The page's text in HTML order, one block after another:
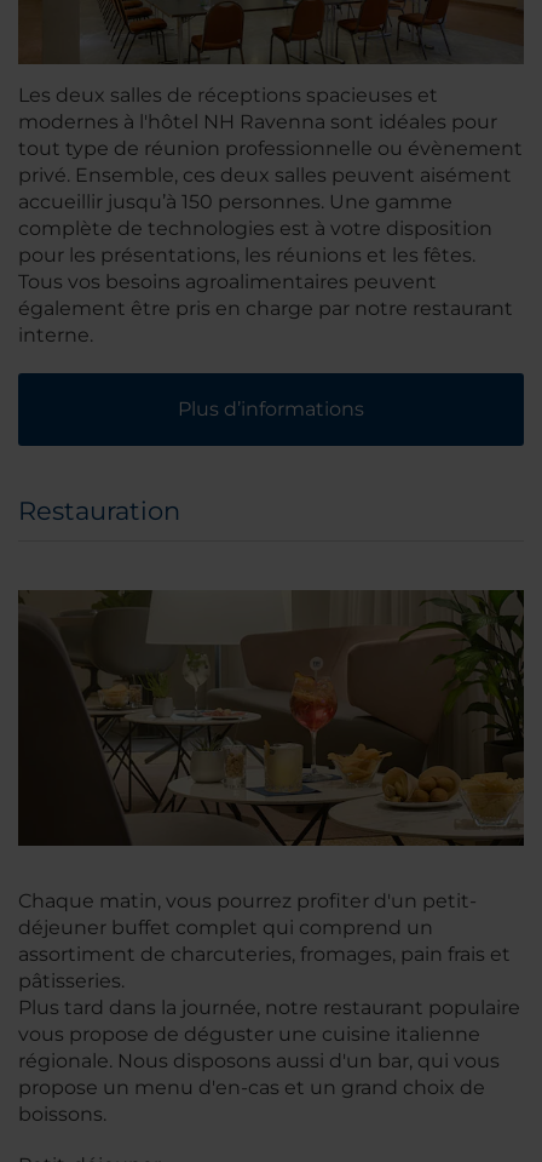
Les deux salles de réceptions spacieuses et
modernes à l'hôtel NH Ravenna sont idéales pour
tout type de réunion professionnelle ou évènement
privé. Ensemble, ces deux salles peuvent aisément
accueillir jusqu’à 150 personnes. Une gamme
complète de technologies est à votre disposition
pour les présentations, les réunions et les fêtes.
Tous vos besoins agroalimentaires peuvent
également être pris en charge par notre restaurant
interne.
Plus d’informations
Restauration
Chaque matin, vous pourrez profiter d'un petit-
déjeuner buffet complet qui comprend un
assortiment de charcuteries, fromages, pain frais et
pâtisseries.
Plus tard dans la journée, notre restaurant populaire
vous propose de déguster une cuisine italienne
régionale. Nous disposons aussi d'un bar, qui vous
propose un menu d'en-cas et un grand choix de
boissons.